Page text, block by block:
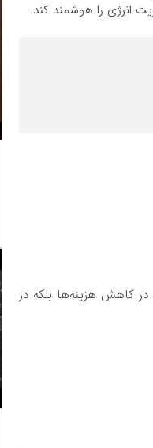
انرژی را هوشمند کند.
کاهش هزینه‌ها بلکه در